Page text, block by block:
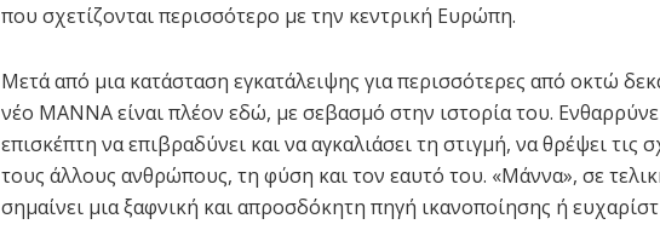
που σχετίζονται περισσότερο με την κεντρική Ευρώπη.
Μετά από μια κατάσταση εγκατάλειψης για περισσότερες από οκτώ
νέο ΜΑΝΝΑ είναι πλέον εδώ, με σεβασμό στην ιστορία του.
επισκέπτη να επιβραδύνει και να αγκαλιάσει τη στιγμή, να θρέψει τις
τους άλλους ανθρώπους, τη φύση και τον εαυτό του. «Μάννα», σε
σημαίνει μια ξαφνική και απροσδόκητη πηγή ικανοποίησης ή